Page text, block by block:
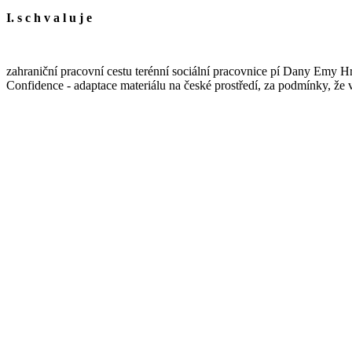
I. s c h v a l u j e
zahraniční pracovní cestu terénní sociální pracovnice pí Dany Emy
Confidence - adaptace materiálu na české prostředí, za podmínky,